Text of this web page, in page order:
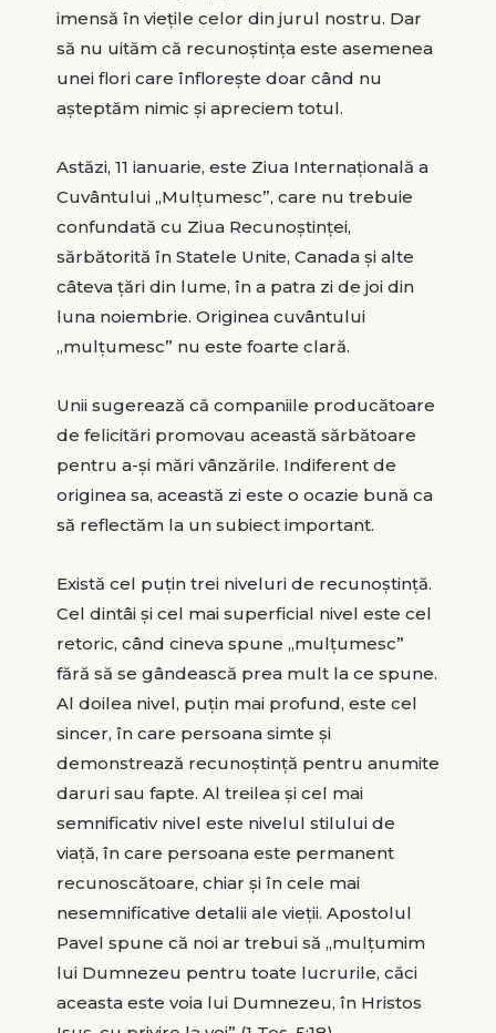
imensă în vieţile celor din jurul nostru. Dar
să nu uităm că recunoştinţa este asemenea
unei flori care înfloreşte doar când nu
aşteptăm nimic şi apreciem totul.
Astăzi, 11 ianuarie, este Ziua Internaţională a
Cuvântului „Mulţumesc”, care nu trebuie
confundată cu Ziua Recunoştinţei,
sărbătorită în Statele Unite, Canada şi alte
câteva ţări din lume, în a patra zi de joi din
luna noiembrie. Originea cuvântului
„mulţumesc” nu este foarte clară.
Unii sugerează că companiile producătoare
de felicitări promovau această sărbătoare
pentru a-şi mări vânzările. Indiferent de
originea sa, această zi este o ocazie bună ca
să reflectăm la un subiect important.
Există cel puţin trei niveluri de recunoştinţă.
Cel dintâi şi cel mai superficial nivel este cel
retoric, când cineva spune „mulţumesc”
fără să se gândească prea mult la ce spune.
Al doilea nivel, puţin mai profund, este cel
sincer, în care persoana simte şi
demonstrează recunoştinţă pentru anumite
daruri sau fapte. Al treilea şi cel mai
semnificativ nivel este nivelul stilului de
viaţă, în care persoana este permanent
recunoscătoare, chiar şi în cele mai
nesemnificative detalii ale vieţii. Apostolul
Pavel spune că noi ar trebui să „mulţumim
lui Dumnezeu pentru toate lucrurile, căci
aceasta este voia lui Dumnezeu, în Hristos